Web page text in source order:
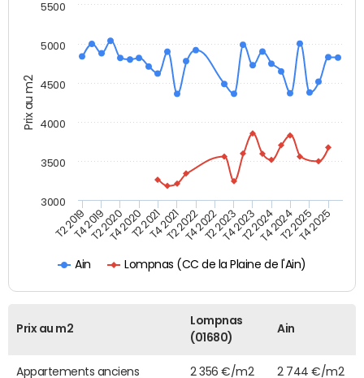
Prix au m2
Ain Lompnas (CC de la Plaine de l'Ain)
T2 2019T4 2019T2 2020T4 2020T2 2021T4 2021T2 2022T4 2022T2 2023T4 2023T2 2024T4 2024T2 2025T4 2025
3000
3500
4000
4500
5000
5500
Prix au m2
Lompnas
(01680)
Ain
Appartements anciens 2 356 €/m2 2 744 €/m2